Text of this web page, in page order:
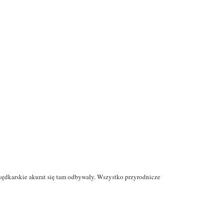
akurat się tam odbywały. Wszystko przyrodnicze